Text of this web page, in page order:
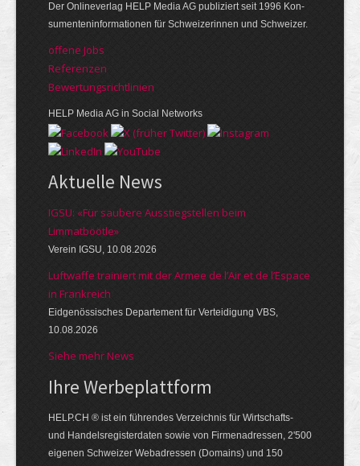
Der Online­verlag HELP Media AG publi­ziert seit 1996 Kon­
su­menten­infor­mationen für Schwei­zerinnen und Schweizer.
offene Jobs
Referenzen
Bewer­tungs­richt­linien
HELP Media AG in Social Networks
Aktuelle News
IGSU: «Für saubere Ausstiegstellen beim
Limmatböötle»
Verein IGSU, 10.08.2026
Luftwaffe trainiert mit der Armee de l’Air et de l’Espace
in Frankreich
Eidgenössisches Departement für Verteidigung VBS,
10.08.2026
Siehe mehr News
Ihre Werbe­platt­form
HELP.CH ® ist ein führendes Ver­zeich­nis für Wirt­schafts-
und Handels­register­daten so­wie von Firmen­adressen, 2'500
eige­nen Schweizer Web­adressen (Domains) und 150